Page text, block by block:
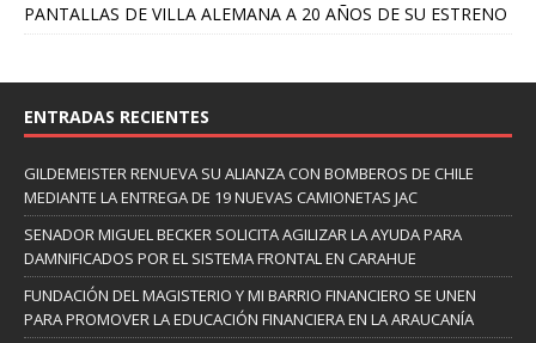
PANTALLAS DE VILLA ALEMANA A 20 AÑOS DE SU ESTRENO
ENTRADAS RECIENTES
GILDEMEISTER RENUEVA SU ALIANZA CON BOMBEROS DE CHILE
MEDIANTE LA ENTREGA DE 19 NUEVAS CAMIONETAS JAC
SENADOR MIGUEL BECKER SOLICITA AGILIZAR LA AYUDA PARA
DAMNIFICADOS POR EL SISTEMA FRONTAL EN CARAHUE
FUNDACIÓN DEL MAGISTERIO Y MI BARRIO FINANCIERO SE UNEN
PARA PROMOVER LA EDUCACIÓN FINANCIERA EN LA ARAUCANÍA